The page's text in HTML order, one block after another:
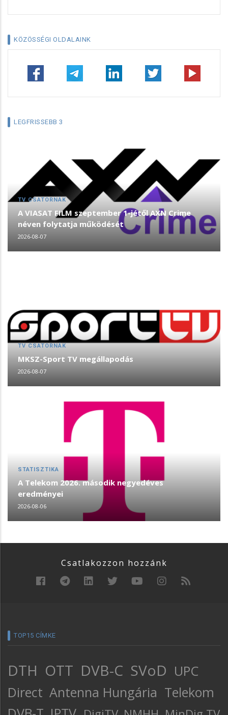
KÖZÖSSÉGI OLDALAINK
LEGFRISSEBB 3
TV CSATORNÁK
A VIASAT FILM szeptember 1-jétől AXN Crime
néven folytatja működését
2026-08-07
TV CSATORNÁK
MKSZ-Sport TV megállapodás
2026-08-07
STATISZTIKA
A Telekom 2026. második negyedéves
eredményei
2026-08-06
Csatlakozzon hozzánk
TOP15 CÍMKE
DTH OTT DVB-C SVoD UPC
Direct Antenna Hungária Telekom